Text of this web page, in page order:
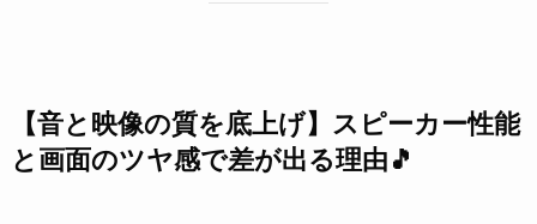
【音と映像の質を底上げ】スピーカー性能
と画面のツヤ感で差が出る理由🎵